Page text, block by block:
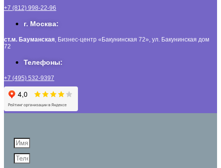
+7 (812) 998-22-96
г. Москва:
ст.м. Бауманская, Бизнес-центр «Бакунинская 72», ул. Бакунинская дом
72
Телефоны:
+7 (495) 532-9397